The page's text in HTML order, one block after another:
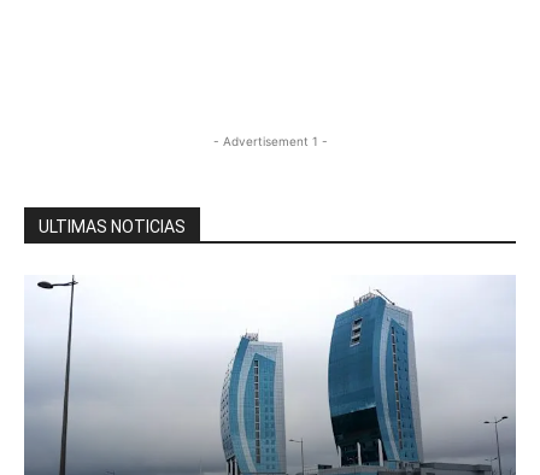
- Advertisement 1 -
ULTIMAS NOTICIAS